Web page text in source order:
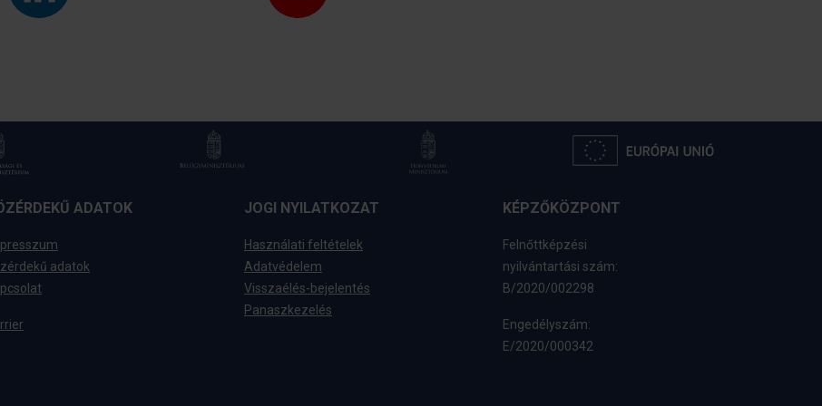
ADATOK
adatok
JOGI NYILATKOZAT
Használati feltételek
Adatvédelem
Visszaélés-bejelentés
Panaszkezelés
KÉPZŐKÖZPONT
Felnőttképzési
nyilvántartási szám:
B/2020/002298
Engedélyszám:
E/2020/000342